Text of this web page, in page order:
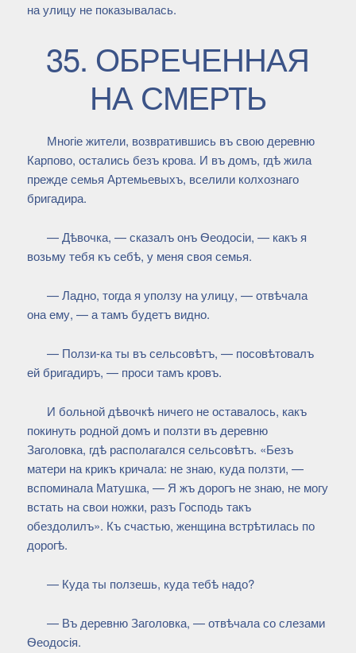
на улицу не показывалась.
35. ОБРЕЧЕННАЯ
НА СМЕРТЬ
Многіе жители, возвратившись въ свою деревню
Карпово, остались безъ крова. И въ домъ, гдѣ жила
прежде семья Артемьевыхъ, вселили колхознаго
бригадира.
— Дѣвочка, — сказалъ онъ Ѳеодосіи, — какъ я
возьму тебя къ себѣ, у меня своя семья.
— Ладно, тогда я уползу на улицу, — отвѣчала
она ему, — а тамъ будетъ видно.
— Ползи-ка ты въ сельсовѣтъ, — посовѣтовалъ
ей бригадиръ, — проси тамъ кровъ.
И больной дѣвочкѣ ничего не оставалось, какъ
покинуть родной домъ и ползти въ деревню
Заголовка, гдѣ располагался сельсовѣтъ. «Безъ
матери на крикъ кричала: не знаю, куда ползти, —
вспоминала Матушка, — Я жъ дорогъ не знаю, не могу
встать на свои ножки, разъ Господь такъ
обездолилъ». Къ счастью, женщина встрѣтилась по
дорогѣ.
— Куда ты ползешь, куда тебѣ надо?
— Въ деревню Заголовка, — отвѣчала со слезами
Ѳеодосія.